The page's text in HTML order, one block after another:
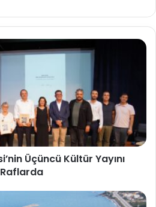
Üçüncü Kültür Yayını
Raflarda